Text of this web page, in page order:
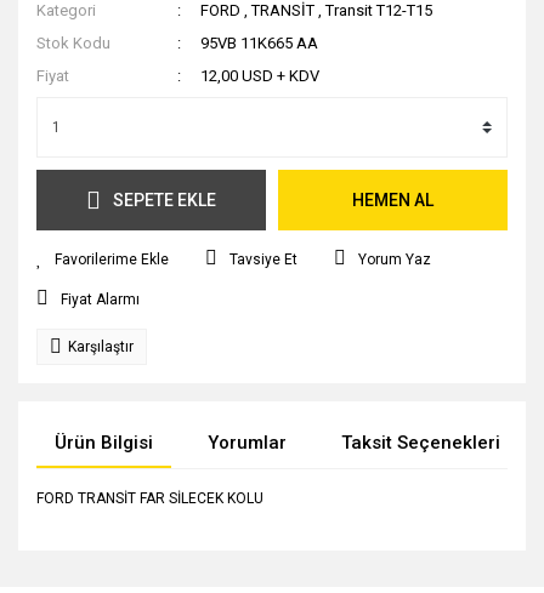
Kategori FORD ,TRANSİT ,Transit T12-T15
Stok Kodu
95VB 11K665 AA
Fiyat
12,00 USD + KDV
SEPETE EKLE HEMEN AL
Tavsiye Et Yorum Yaz
Fiyat Alarmı
Karşılaştır
Ürün Bilgisi Yorumlar Taksit Seçenekleri
FORD TRANSİT FAR SİLECEK KOLU